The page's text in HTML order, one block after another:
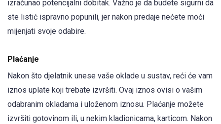
izračunao potencijalni dobitak. Važno je da budete sigurni da
ste listić ispravno popunili, jer nakon predaje nećete moći
mijenjati svoje odabire.
Plaćanje
Nakon što djelatnik unese vaše oklade u sustav, reći će vam
iznos uplate koji trebate izvršiti. Ovaj iznos ovisi o vašim
odabranim okladama i uloženom iznosu. Plaćanje možete
izvršiti gotovinom ili, u nekim kladionicama, karticom. Nakon